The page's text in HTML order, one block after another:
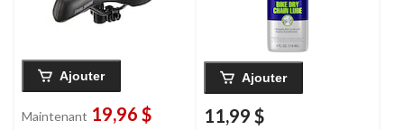
Ajouter
Maintenant 19,96 $
Ajouter
11,99 $